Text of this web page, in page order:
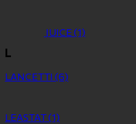
JUICE (1)
L
LANCETTI (6)
LEASTAT(1)